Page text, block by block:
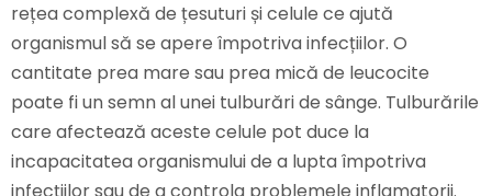
rețea complexă de țesuturi și celule ce ajută
organismul să se apere împotriva infecțiilor. O
cantitate prea mare sau prea mică de leucocite
poate fi un semn al unei tulburări de sânge. Tulburările
care afectează aceste celule pot duce la
incapacitatea organismului de a lupta împotriva